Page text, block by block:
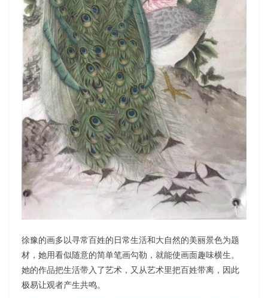
徐豫的画多以寻常百姓的日常生活和大自然的美丽景色为题
材，她用看似随意的简单笔画勾勒，就能使画面趣味横生。
她的作品把生活带入了艺术，又从艺术里把百姓带离，因此
极易让观者产生共鸣。